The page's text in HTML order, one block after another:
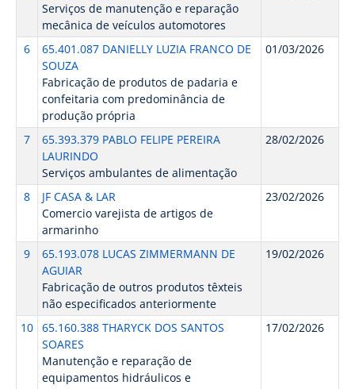
Serviços de manutenção e reparação
mecânica de veículos automotores
6
65.401.087 DANIELLY LUZIA FRANCO DE
SOUZA
Fabricação de produtos de padaria e
confeitaria com predominância de
produção própria
01/03/2026
7
65.393.379 PABLO FELIPE PEREIRA
LAURINDO
Serviços ambulantes de alimentação
28/02/2026
8
JF CASA & LAR
Comercio varejista de artigos de
armarinho
23/02/2026
9
65.193.078 LUCAS ZIMMERMANN DE
AGUIAR
Fabricação de outros produtos têxteis
não especificados anteriormente
19/02/2026
10 65.160.388 THARYCK DOS SANTOS
SOARES
Manutenção e reparação de
equipamentos hidráulicos e
17/02/2026